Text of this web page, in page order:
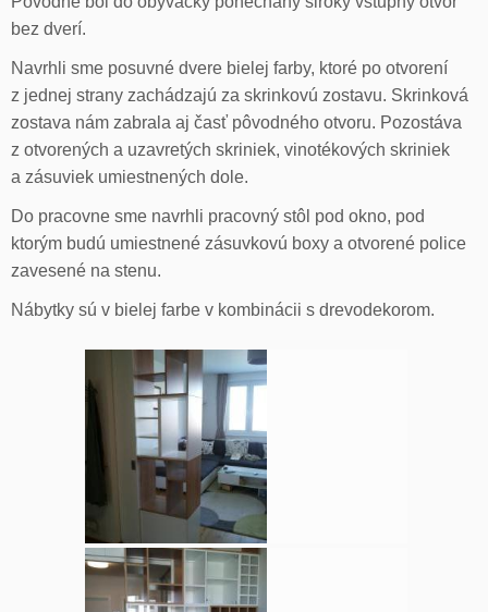
bez dverí.
Navrhli sme posuvné dvere bielej farby, ktoré po otvorení
z jednej strany zachádzajú za skrinkovú zostavu. Skrinková
zostava nám zabrala aj časť pôvodného otvoru. Pozostáva
z otvorených a uzavretých skriniek, vinotékových skriniek
a zásuviek umiestnených dole.
Do pracovne sme navrhli pracovný stôl pod okno, pod
ktorým budú umiestnené zásuvkovú boxy a otvorené police
zavesené na stenu.
Nábytky sú v bielej farbe v kombinácii s drevodekorom.